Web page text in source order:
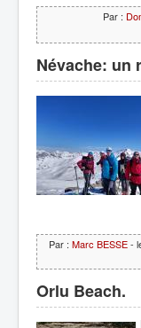
Par :
Névache: un
Par : Marc BESSE-
Orlu Beach.